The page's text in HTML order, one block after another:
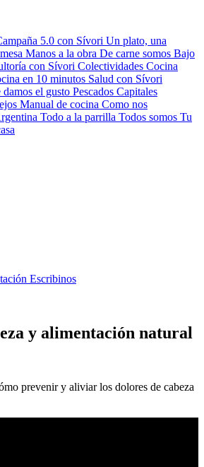
5.0 con Sívori Un plato, una
Manos a la obra De carne somos Bajo
con Sívori Colectividades Cocina
en 10 minutos Salud con Sívori
damos el gusto Pescados Capitales
Manual de cocina Como nos
Todo a la parrilla Todos somos Tu
Escribinos
y alimentación natural
prevenir y aliviar los dolores de cabeza